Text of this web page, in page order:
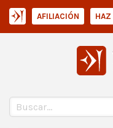
AFILIACIÓN HAZ